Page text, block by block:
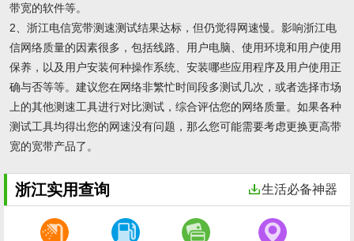
带宽的软件等。
2、浙江电信宽带测速测试结果达标，但仍觉得网速慢。影响浙江电
信网络质量的因素很多，包括线路、用户电脑、使用环境和用户使用
保养，以及用户安装何种操作系统、安装哪些应用程序及用户使用正
确与否等等。建议您在网络非繁忙时间段多测试几次，或者选择市场
上的其他测速工具进行对比测试，综合评估您的网络质量。如果各种
测试工具均得出您的网速没有问题，那么您可能需要考虑更换更高带
宽的宽带产品了。
浙江实用查询 生活必备神器